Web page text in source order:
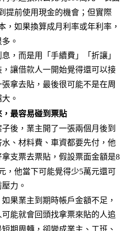
提前使用現金的機會；但實際
，如果換算成月利率或年利率，
。
，而是用「手續費」「折讓」
，讓借款人一開始覺得還可以接
拿去貼，最後很可能不是在周
。
最容易碰到票貼
後，業主開了一張兩個月後到
、材料費、車資都要先付，他
支票去票貼，假設票面金額是8
，他當下可能覺得少5萬元還可
力。
果業主到期時帳戶金額不足，
能就會回頭找拿票來貼的人追
期周轉，卻變成業主、工班、